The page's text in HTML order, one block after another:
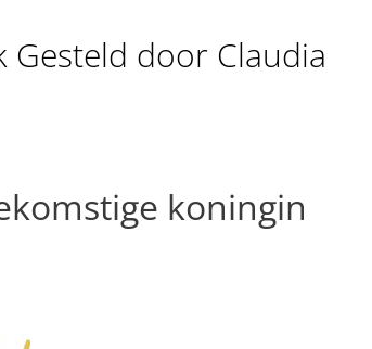
Gesteld door Claudia
koningin